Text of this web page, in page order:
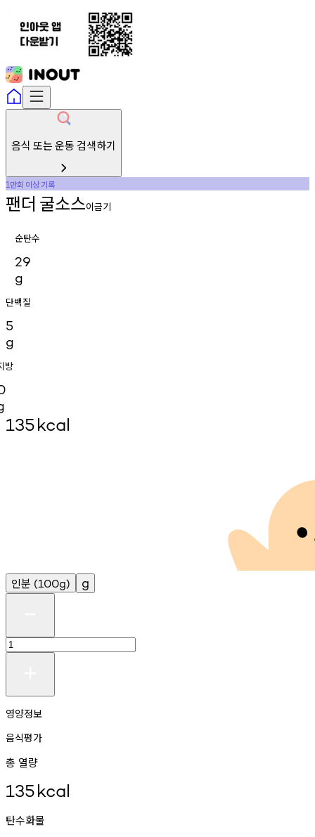
음식 또는 운동 검색하기
1만회 이상기록
팬더 굴소스이금기
순탄수
29
g
단백질
5
g
방
135kcal
인분 (100g) g
영양정보
음식평가
총 열량
135kcal
탄수화물